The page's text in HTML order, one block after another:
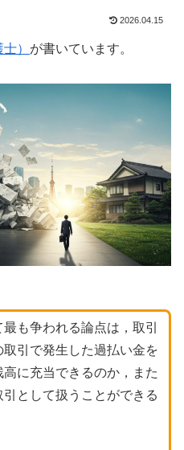
2026.04.15
） が書いています。
も争われる論点は，取引
引で発生した過払い金を
に充当できるのか，また
として扱うことができる